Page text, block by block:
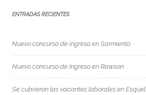
ENTRADAS RECIENTES
Nuevo concurso de ingreso en Sarmiento
Nuevo concurso de Ingreso en Rawson
Se cubrieron las vacantes laborales en Esquel